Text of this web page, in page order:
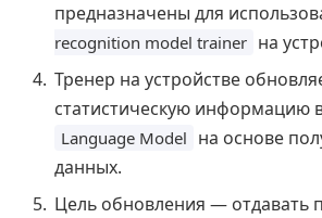
предназначены для
recognition model trainer на
Тренер на устройстве
статистическую информацию
Language Model на основе
данных.
Цель обновления — отдавать